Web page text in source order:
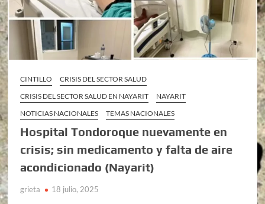
CINTILLO
CRISIS DEL SECTOR SALUD
CRISIS DEL SECTOR SALUD EN NAYARIT
NAYARIT
NOTICIAS NACIONALES
TEMAS NACIONALES
Hospital Tondoroque nuevamente en
crisis; sin medicamento y falta de aire
acondicionado (Nayarit)
grieta 18 julio, 2025